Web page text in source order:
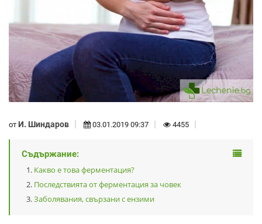
от И. Шиндаров 03.01.2019 09:37 4455
Съдържание:
Какво е това ферментация?
Последствията от ферментация за човек
Заболявания, свързани с ензими